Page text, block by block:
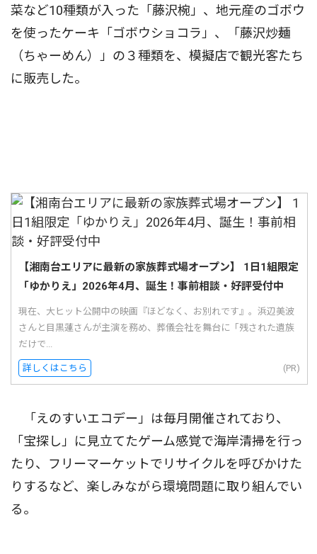
菜など10種類が入った「藤沢椀」、地元産のゴボウ
を使ったケーキ「ゴボウショコラ」、「藤沢炒麺
（ちゃーめん）」の３種類を、模擬店で観光客たち
に販売した。
【湘南台エリアに最新の家族葬式場オープン】 1日1組限定
「ゆかりえ」2026年4月、誕生！事前相談・好評受付中
現在、大ヒット公開中の映画『ほどなく、お別れです』。浜辺美波
さんと目黒蓮さんが主演を務め、葬儀会社を舞台に「残された遺族
だけで...
詳しくはこちら (PR)
「えのすいエコデー」は毎月開催されており、
「宝探し」に見立てたゲーム感覚で海岸清掃を行っ
たり、フリーマーケットでリサイクルを呼びかけた
りするなど、楽しみながら環境問題に取り組んでい
る。